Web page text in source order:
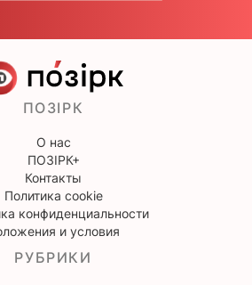
ПОЗІРК
О нас
ПОЗІРК+
Контакты
Политика cookie
конфиденциальности
и условия
РУБРИКИ